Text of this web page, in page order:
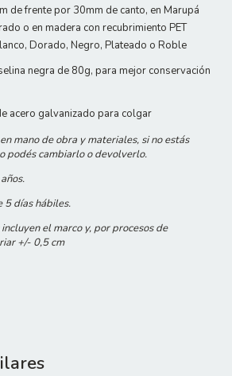
de frente por 30mm de canto, en Marupá
o en madera con recubrimiento PET
Dorado, Negro, Plateado o Roble
negra de 80g, para mejor conservación
acero galvanizado para colgar
mano de obra y materiales, si no estás
podés cambiarlo o devolverlo.
5 días hábiles.
el marco y, por procesos de
+/- 0,5 cm